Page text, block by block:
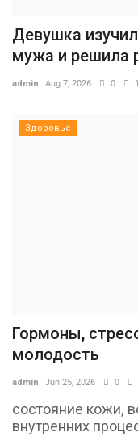
Девушка
мужа и решила
admin Aug 7, 2026 0 1
Здоровье
Гормоны,
молодость
admin Jun 25, 2026 0
состояние кожи,
внутренних